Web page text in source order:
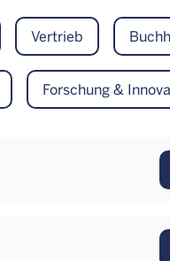
Vertrieb
Forschung &